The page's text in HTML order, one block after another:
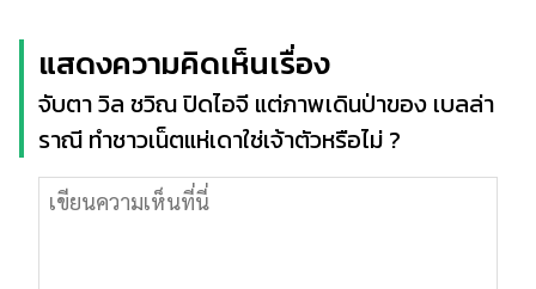
แสดงความคิดเห็นเรื่อง
จับตา วิล ชวิณ ปิดไอจี แต่ภาพเดินป่าของ เบลล่า
ราณี ทำชาวเน็ตแห่เดาใช่เจ้าตัวหรือไม่ ?